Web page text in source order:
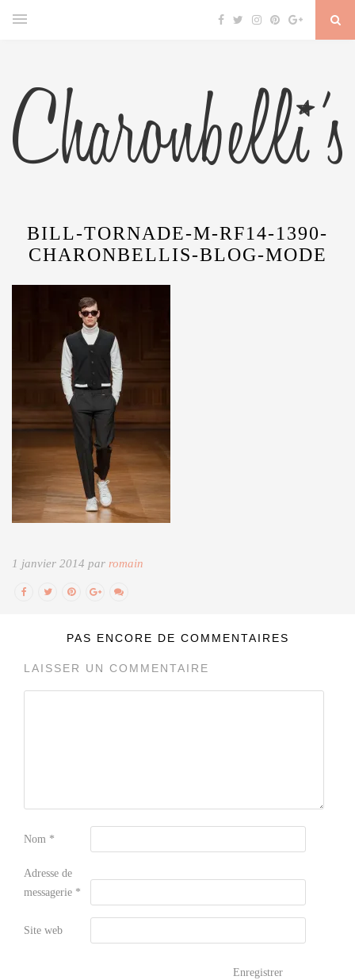
BILL-TORNADE-M-RF14-1390-
CHARONBELLIS-BLOG-MODE
1 janvier 2014 par romain
PAS ENCORE DE COMMENTAIRES
LAISSER UN COMMENTAIRE
Nom *
Adresse de
messagerie *
Site web
Enregistrer